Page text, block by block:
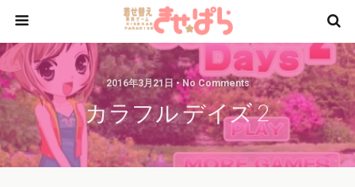
2016年3月21日 • No Comments
カラフル デイズ 2